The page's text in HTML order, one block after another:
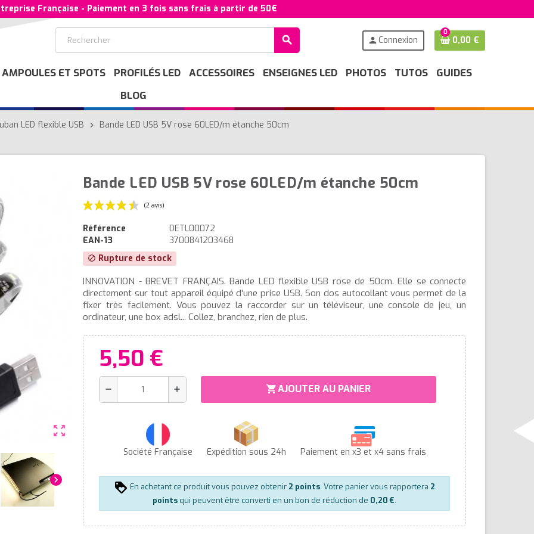
Française - Paiement en 3 fois sans frais à partir de 50€
search person Connexion
0
0,00 €
AMPOULES ET SPOTS PROFILÉS LED ACCESSOIRES ENSEIGNES LED PHOTOS TUTOS
GUIDES
BLOG
LED flexible USB chevron_right Bande LED USB 5V rose 60LED/m étanche 50cm
zoom_out_map
chevron_right
Bande LED USB 5V rose 60LED/m étanche 50cm
(2 avis)
Référence
DETL00072
EAN-13
3700841203468
block Rupture de stock
INNOVATION - BREVET FRANÇAIS. Bande LED flexible USB rose de 50cm. Elle se connecte
directement sur tout appareil équipé d'une prise USB. Son dos autocollant vous permet de la
fixer très facilement. Vous pouvez la raccorder sur un téléviseur, une console de jeu, un
ordinateur, une box adsl... Collez, branchez, rien de plus.
5,50 €
remove add shopping_cartAJOUTER AU PANIER
Société Française Expédition sous 24h Paiement en x3 et x4 sans frais
En achetant ce produit vous pouvez obtenir 2 points. Votre panier vous rapportera 2
points qui peuvent être converti en un bon de réduction de 0,20 €.